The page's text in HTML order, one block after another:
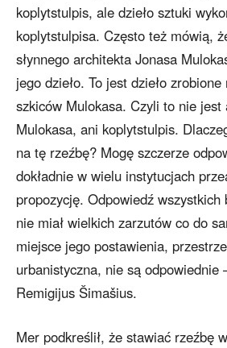
koplytstulpis, ale dzieło sztuki
koplytstulpisa. Często też mówią,
słynnego architekta Jonasa
jego dzieło. To jest dzieło
szkiców Mulokasa. Czyli to nie jest
Mulokasa, ani koplytstulpis.
na tę rzeźbę? Mogę szczerze
dokładnie w wielu instytucjach
propozycję. Odpowiedź wszystkich
nie miał wielkich zarzutów co do
miejsce jego postawienia,
urbanistyczna, nie są odpowiednie
Remigijus Šimašius.
Mer podkreślił, że stawiać rzeźbę